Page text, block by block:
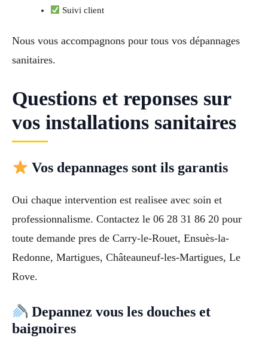
Suivi client
Nous vous accompagnons pour tous vos dépannages
sanitaires.
Questions et reponses sur
vos installations sanitaires
Vos depannages sont ils garantis
Oui chaque intervention est realisee avec soin et
professionnalisme. Contactez le 06 28 31 86 20 pour
toute demande pres de Carry-le-Rouet, Ensuès-la-
Redonne, Martigues, Châteauneuf-les-Martigues, Le
Rove.
Depannez vous les douches et
baignoires